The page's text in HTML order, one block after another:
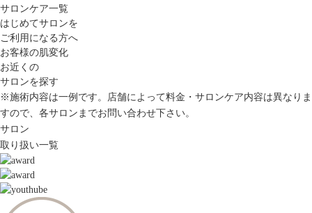
サロンケア一覧
はじめてサロンを
ご利用になる方へ
お客様の肌変化
お近くの
サロンを探す
※施術内容は一例です。店舗によって料金・サロンケア内容は異なりま
すので、各サロンまでお問い合わせ下さい。
サロン
取り扱い一覧